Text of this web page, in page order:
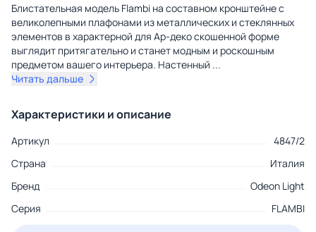
Блистательная модель Flambi на составном кронштейне с
великолепными плафонами из металлических и стеклянных
элементов в характерной для Ар-деко скошенной форме
выглядит притягательно и станет модным и роскошным
предметом вашего интерьера. Настенный ...
Читать дальше
Характеристики и описание
Артикул
4847/2
Страна
Италия
Бренд
Odeon Light
Серия
FLAMBI